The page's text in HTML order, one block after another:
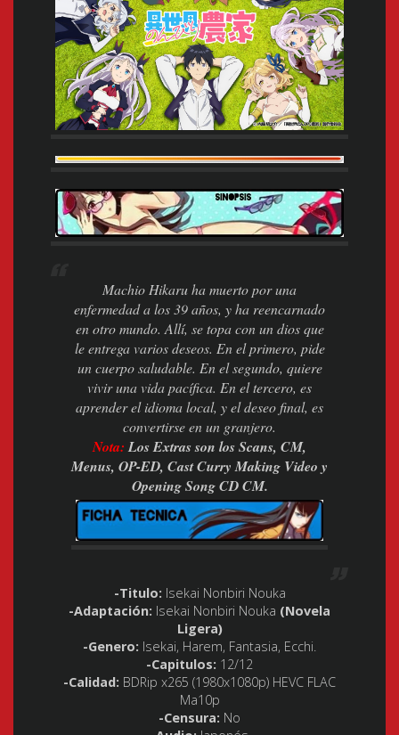
Machio Hikaru ha muerto por una
enfermedad a los 39 años, y ha reencarnado
en otro mundo. Allí, se topa con un dios que
le entrega varios deseos. En el primero, pide
un cuerpo saludable. En el segundo, quiere
vivir una vida pacífica. En el tercero, es
aprender el idioma local, y el deseo final, es
convertirse en un granjero.
Nota:Los Extras son los Scans, CM,
Menus, OP-ED, Cast Curry Making Video y
Opening Song CD CM.
-Titulo: Isekai Nonbiri Nouka
-Adaptación: Isekai Nonbiri Nouka (Novela
Ligera)
-Genero: Isekai, Harem, Fantasia, Ecchi.
-Capitulos: 12/12
-Calidad: BDRip x265 (1980x1080p) HEVC FLAC
Ma10p
-Censura: No